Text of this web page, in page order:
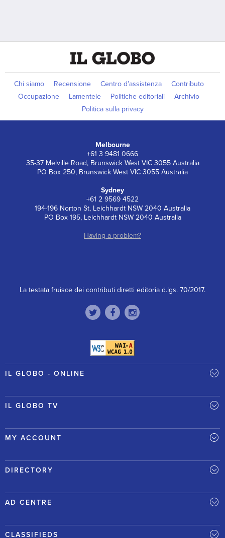
Chi siamo Recensione Centro d’assistenza
Contributo
Occupazione
Lamentele Politiche editoriali
Archivio
Politica sulla privacy
Melbourne
+61 3 9481 0666
35-37 Melville Road, Brunswick West VIC 3055 Australia
PO Box 250, Brunswick West VIC 3055 Australia
Sydney
+61 2 9569 4522
194-196 Norton St, Leichhardt NSW 2040 Australia
PO Box 195, Leichhardt NSW 2040 Australia
Having a problem?
La testata fruisce dei contributi diretti editoria d.lgs. 70/2017.
IL GLOBO - ONLINE
IL GLOBO TV
MY ACCOUNT
DIRECTORY
AD CENTRE
CLASSIFIEDS